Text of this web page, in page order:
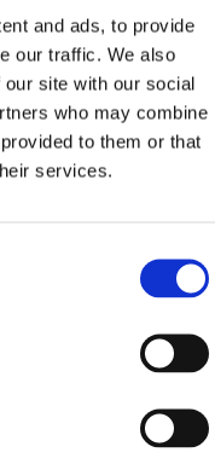
and ads, to provide
our traffic. We also
site with our social
who may combine
to them or that
services.